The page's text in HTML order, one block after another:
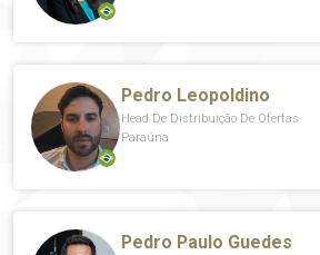
Pedro Leopoldino
Head De Distribuição De Ofertas
Paraúna
Pedro Paulo Guedes